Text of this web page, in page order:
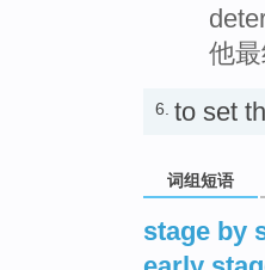
他
6. to set
词组短语
stage by